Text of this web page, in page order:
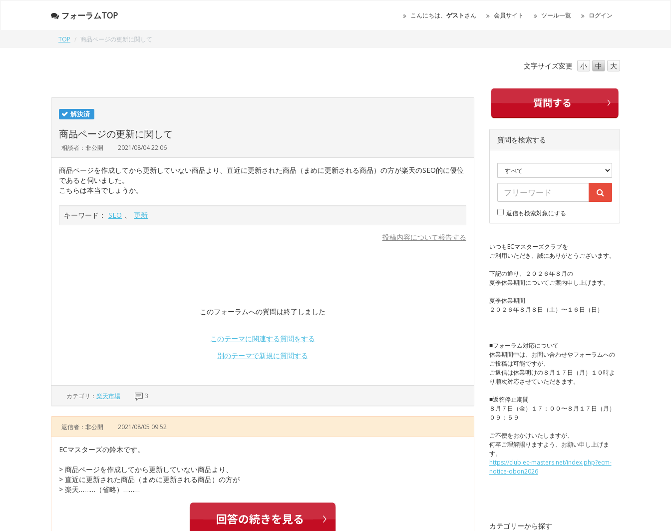
フォーラムTOP こんにちは、 ゲストさん 会員サイト ツール一覧 ログイン
TOP 商品ページの更新に関して
文字サイズ変更 小 中 大
解決済
商品ページの更新に関して
相談者：非公開 2021/08/04 22:06
商品ページを作成してから更新していない商品より、直近に更新された商品（まめに更新される商品）の方が楽天のSEO的に優位
であると伺いました。
こちらは本当でしょうか。
キーワード： SEO 、 更新
投稿内容について報告する
このフォーラムへの質問は終了しました
このテーマに関連する質問をする
別のテーマで新規に質問する
カテゴリ： 楽天市場 3
返信者：非公開 2021/08/05 09:52
ECマスターズの鈴木です。
> 商品ページを作成してから更新していない商品より、
> 直近に更新された商品（まめに更新される商品）の方が
> 楽天………（省略）………
質問を検索する
返信も検索対象にする
いつもECマスターズクラブを
ご利用いただき、誠にありがとうございます。
下記の通り、２０２６年８月の
夏季休業期間についてご案内申し上げます。
夏季休業期間
２０２６年８月８日（土）〜１６日（日）
■フォーラム対応について
休業期間中は、お問い合わせやフォーラムへの
ご投稿は可能ですが、
ご返信は休業明けの８月１７日（月）１０時よ
り順次対応させていただきます。
■返答停止期間
８月７日（金）１７：００〜８月１７日（月）
０９：５９
ご不便をおかけいたしますが、
何卒ご理解賜りますよう、お願い申し上げま
す。
https://club.ec-masters.net/index.php?ecm-
notice-obon2026
カテゴリーから探す